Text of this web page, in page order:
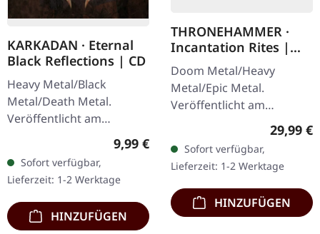
KARKADAN · Eternal
Black Reflections | CD
Heavy Metal/Black
Metal/Death Metal.
Veröffentlicht am
19.01.2002, auf Supreme
Chaos Records. CD im
Jewelcase. Neuauflage mit
neuem Artwork,…
Regulärer Preis:
9,99 €
Sofort verfügbar,
Lieferzeit: 1-2 Werktage
HINZUFÜGEN
THRONEHAMMER ·
Incantation Rites |
SPLATTER 2LP
Doom Metal/Heavy
Metal/Epic Metal.
Veröffentlicht am
21.10.2022, auf Supreme
Chaos Records. SCR-
exklusives Transparent
Rot/Schwarz/Weiß…
29,99 €
Sofort verfügbar,
Lieferzeit: 1-2 Werktage
HINZUFÜGEN